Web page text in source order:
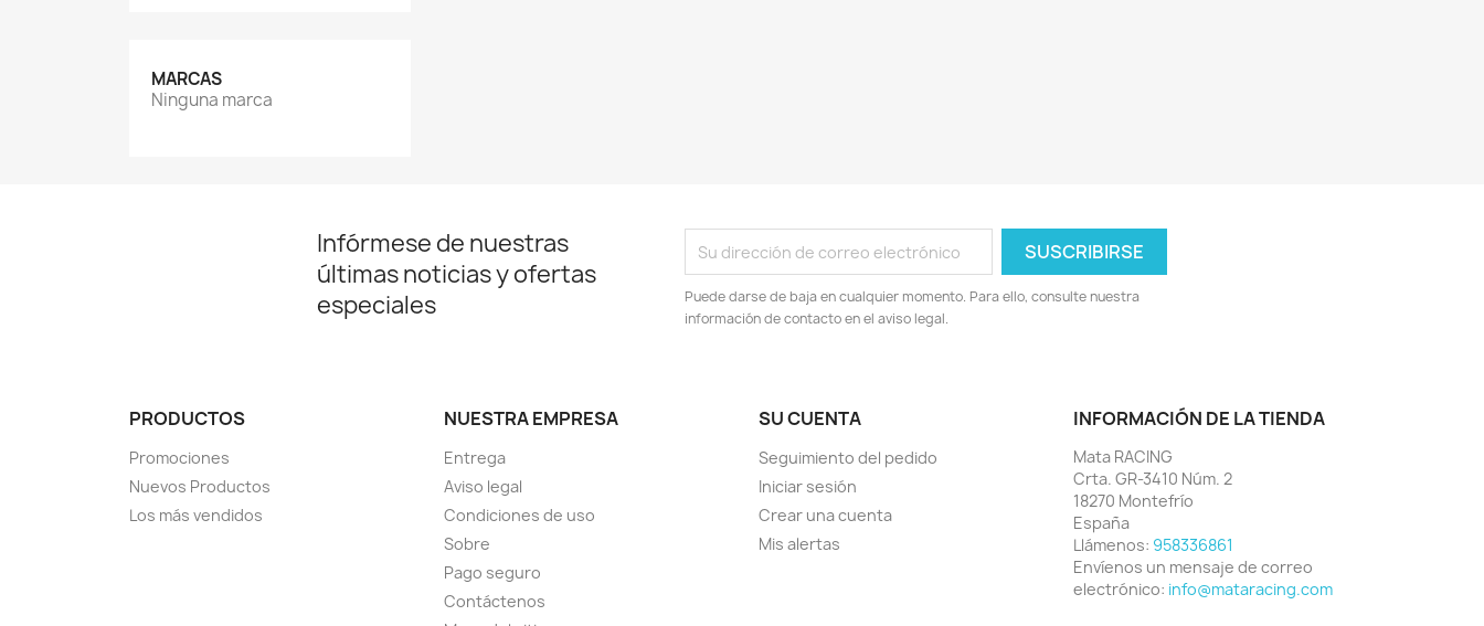
MARCAS
Ninguna marca
Infórmese de nuestras
últimas noticias y ofertas
especiales
Puede darse de baja en cualquier momento. Para ello, consulte nuestra
información de contacto en el aviso legal.
PRODUCTOS
Promociones
Nuevos Productos
Los más vendidos
NUESTRA EMPRESA
Entrega
Aviso legal
Condiciones de uso
Sobre
Pago seguro
Contáctenos
SU CUENTA
Seguimiento del pedido
Iniciar sesión
Crear una cuenta
Mis alertas
INFORMACIÓN DE LA TIENDA
Mata RACING
Crta. GR-3410 Núm. 2
18270 Montefrío
España
Llámenos: 958336861
Envíenos un mensaje de correo
electrónico: info@mataracing.com